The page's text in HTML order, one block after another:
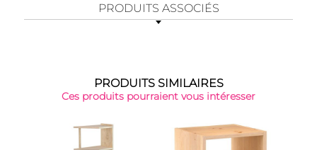
PRODUITS ASSOCIÉS
PRODUITS SIMILAIRES
Ces produits pourraient vous intéresser